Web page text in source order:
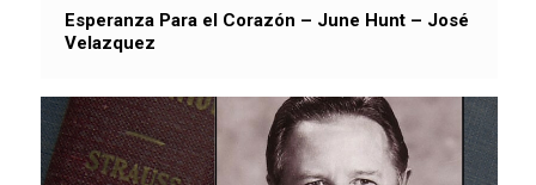
Esperanza Para el Corazón – June Hunt – José
Velazquez